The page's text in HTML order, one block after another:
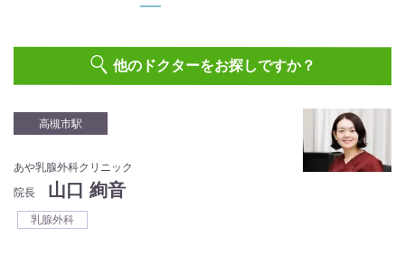
他のドクターをお探しですか？
高槻市駅
あや乳腺外科クリニック
院長
山口 絢音
乳腺外科